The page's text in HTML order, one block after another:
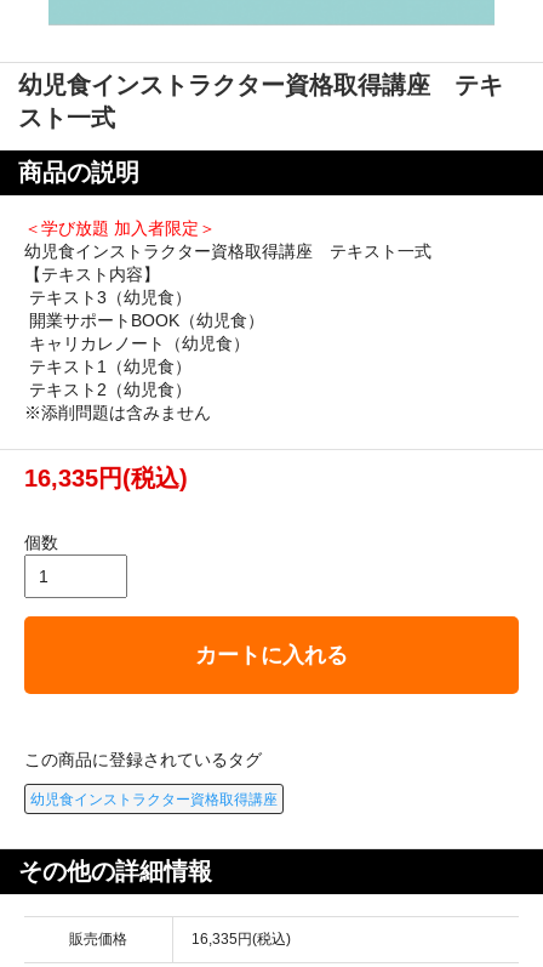
幼児食インストラクター資格取得講座 テキ
スト一式
商品の説明
＜学び放題 加入者限定＞
幼児食インストラクター資格取得講座 テキスト一式
【テキスト内容】
テキスト3（幼児食）
開業サポートBOOK（幼児食）
キャリカレノート（幼児食）
テキスト1（幼児食）
テキスト2（幼児食）
※添削問題は含みません
16,335円(税込)
個数
カートに入れる
この商品に登録されているタグ
幼児食インストラクター資格取得講座
その他の詳細情報
販売価格 16,335円(税込)